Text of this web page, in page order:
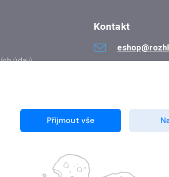
údajů
Kontakt
Přijmout vše